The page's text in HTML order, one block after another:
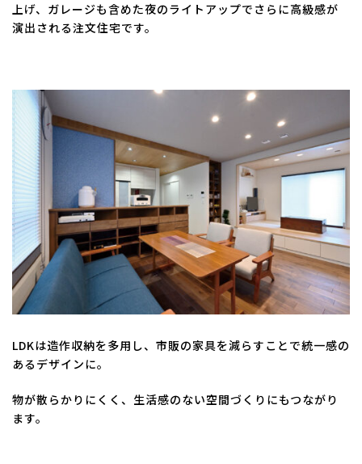
上げ、ガレージも含めた夜のライトアップでさらに高級感が
演出される注文住宅です。
LDKは造作収納を多用し、市販の家具を減らすことで統一感の
あるデザインに。
物が散らかりにくく、生活感のない空間づくりにもつながり
ます。